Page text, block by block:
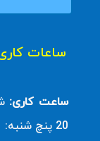
ساعات
ساعت کاری:
20 پنچ شنبه: 11 الی 14